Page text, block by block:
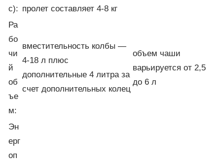
с): пролет составляет 4-8 кг
Ра
бо
чи
й
об
ъе
м:
вместительность колбы —
4-18 л плюс
дополнительные 4 литра за
счет дополнительных колец
объем чаши
варьируется от 2,5
до 6 л
Эн
ерг
оп